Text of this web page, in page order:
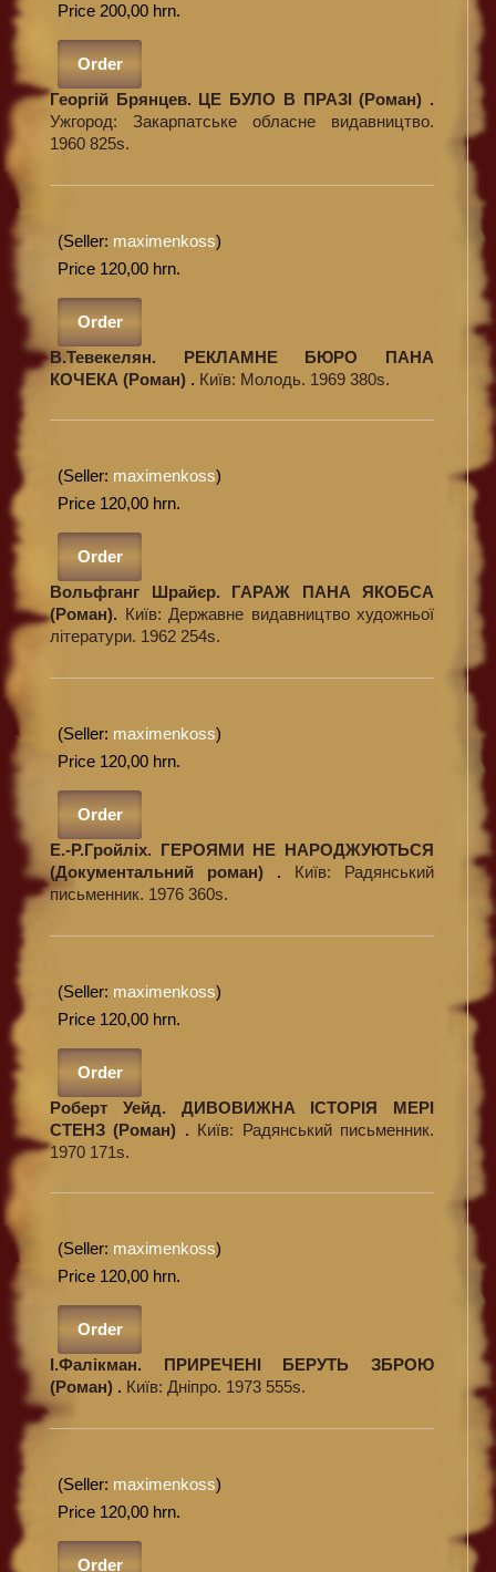
Price 200,00 hrn.
Order
Георгій Брянцев. ЦЕ БУЛО В ПРАЗІ (Роман) .
Ужгород: Закарпатське обласне видавництво.
1960 825s.
(Seller: maximenkoss)
Price 120,00 hrn.
Order
В.Тевекелян. РЕКЛАМНЕ БЮРО ПАНА
КОЧЕКА (Роман) . Київ: Молодь. 1969 380s.
(Seller: maximenkoss)
Price 120,00 hrn.
Order
Вольфганг Шрайєр. ГАРАЖ ПАНА ЯКОБСА
(Роман). Київ: Державне видавництво художньої
літератури. 1962 254s.
(Seller: maximenkoss)
Price 120,00 hrn.
Order
Е.-Р.Гройліх. ГЕРОЯМИ НЕ НАРОДЖУЮТЬСЯ
(Документальний роман) . Київ: Радянський
письменник. 1976 360s.
(Seller: maximenkoss)
Price 120,00 hrn.
Order
Роберт Уейд. ДИВОВИЖНА ІСТОРІЯ МЕРІ
СТЕНЗ (Роман) . Київ: Радянський письменник.
1970 171s.
(Seller: maximenkoss)
Price 120,00 hrn.
Order
І.Фалікман. ПРИРЕЧЕНІ БЕРУТЬ ЗБРОЮ
(Роман) . Київ: Дніпро. 1973 555s.
(Seller: maximenkoss)
Price 120,00 hrn.
Order